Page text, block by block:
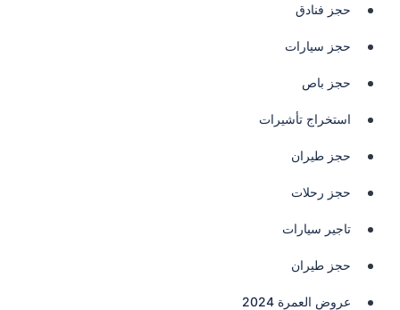
حجز فنادق
حجز سيارات
حجز باص
استخراج تأشيرات
حجز طيران
حجز رحلات
تاجير سيارات
حجز طيران
عروض العمرة 2024